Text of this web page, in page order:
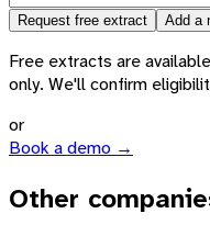
Request free extract Add a
Free extracts are
only. We'll confirm
or
Book a demo →
Other